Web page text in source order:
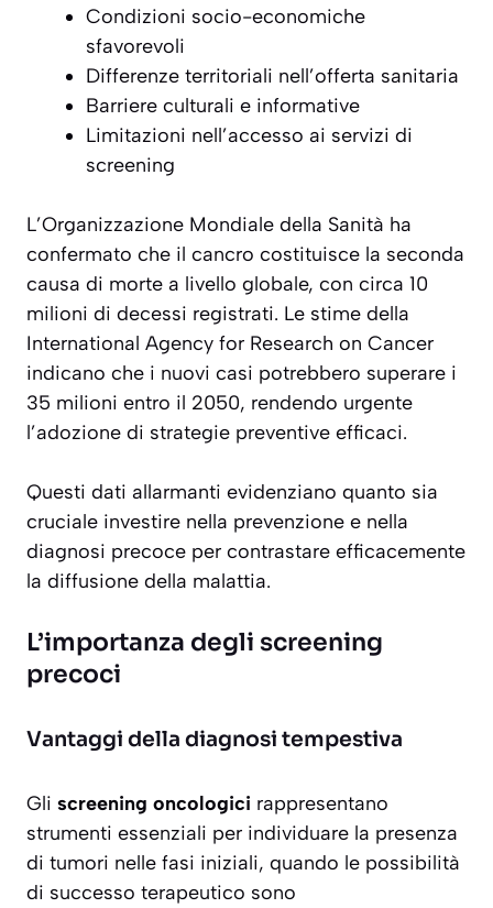
Condizioni socio-economiche
sfavorevoli
Differenze territoriali nell’offerta sanitaria
Barriere culturali e informative
Limitazioni nell’accesso ai servizi di
screening
L’Organizzazione Mondiale della Sanità ha
confermato che il cancro costituisce la seconda
causa di morte a livello globale, con circa 10
milioni di decessi registrati. Le stime della
International Agency for Research on Cancer
indicano che i nuovi casi potrebbero superare i
35 milioni entro il 2050, rendendo urgente
l’adozione di strategie preventive efficaci.
Questi dati allarmanti evidenziano quanto sia
cruciale investire nella prevenzione e nella
diagnosi precoce per contrastare efficacemente
la diffusione della malattia.
L’importanza degli screening
precoci
Vantaggi della diagnosi tempestiva
Gli screening oncologici rappresentano
strumenti essenziali per individuare la presenza
di tumori nelle fasi iniziali, quando le possibilità
di successo terapeutico sono